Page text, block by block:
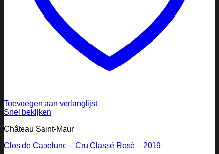
Toevoegen aan verlanglijst
Snel bekijken
Château Saint-Maur
Clos de Capelune – Cru Classé Rosé – 2019